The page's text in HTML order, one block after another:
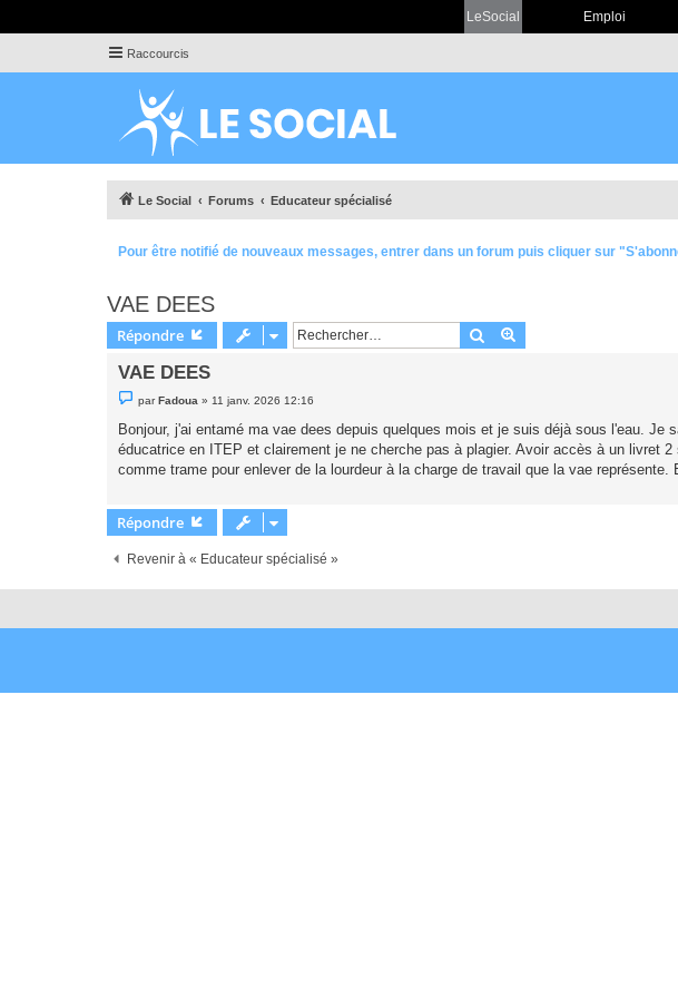
LeSocial Emploi
Raccourcis
Le Social Forums Educateur spécialisé
Pour être notifié de nouveaux messages, entrer dans un forum puis cliquer sur
VAE DEES
Répondre Rechercher
VAE DEES
e
s
a
e
l
parFadoua » 11 janv. 2026 12:16
Bonjour, j'ai entamé ma vae dees depuis quelques mois et je suis déjà sous l'eau.
éducatrice en ITEP et clairement je ne cherche pas à plagier. Avoir accès à un livret
comme trame pour enlever de la lourdeur à la charge de travail que la vae représente.
Répondre
Revenir à « Educateur spécialisé »